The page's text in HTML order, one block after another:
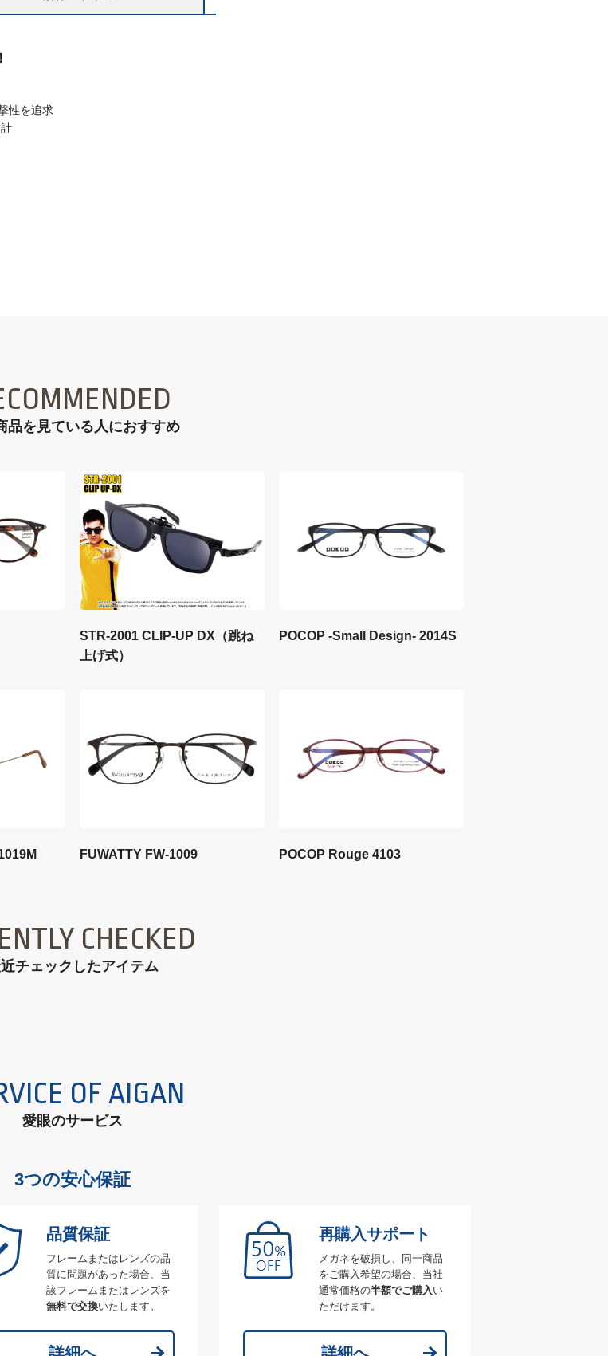
性を追求
品を見ている⼈におすすめ
STR-2001 CLIP-UP DX（跳ね
上げ式）
POCOP -Small Design- 2014S
FUWATTY FW-1009 POCOP Rouge 4103
CHECKED
チェックしたアイテム
OF AIGAN
愛眼のサービス
3つの安心保証
品質保証
フレームまたはレンズの品
質に問題があった場合、当
該フレームまたはレンズを
無料で交換いたします。
再購入サポート
メガネを破損し、同一商品
をご購入希望の場合、当社
通常価格の半額でご購入 い
ただけます。